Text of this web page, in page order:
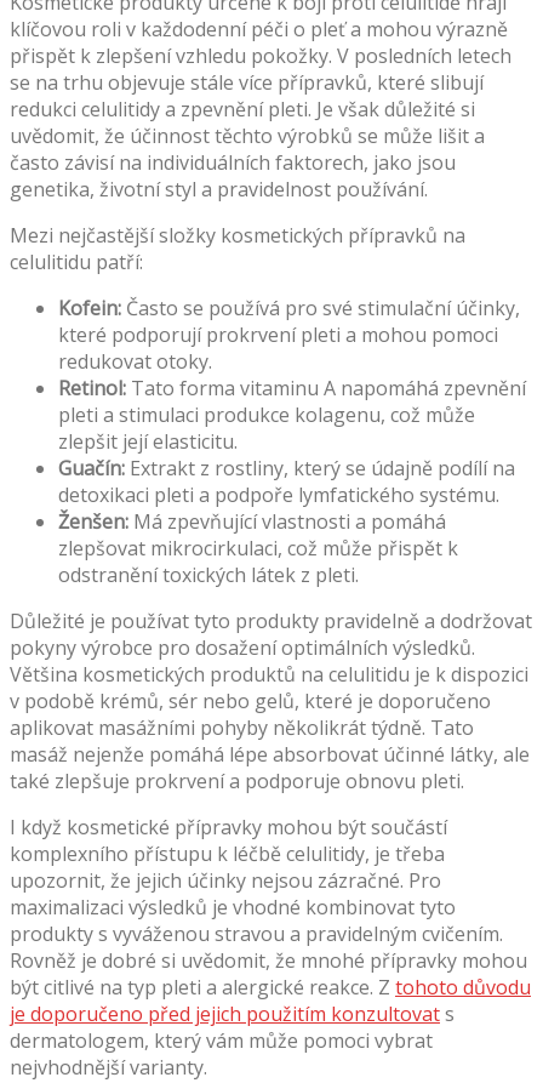
klíčovou roli v každodenní péči o pleť a mohou výrazně
přispět k zlepšení vzhledu pokožky. V posledních letech
se na trhu objevuje stále více přípravků, které slibují
redukci celulitidy a zpevnění pleti. Je však důležité si
uvědomit, že účinnost těchto výrobků se může lišit a
často závisí na individuálních faktorech, jako jsou
genetika, životní styl a pravidelnost používání.
Mezi nejčastější složky kosmetických přípravků na
celulitidu patří:
Kofein: Často se používá pro své stimulační účinky,
které podporují prokrvení pleti a mohou pomoci
redukovat otoky.
Retinol: Tato forma vitaminu A napomáhá zpevnění
pleti a stimulaci produkce kolagenu, což může
zlepšit její elasticitu.
Guačín: Extrakt z rostliny, který se údajně podílí na
detoxikaci pleti a podpoře lymfatického systému.
Ženšen: Má zpevňující vlastnosti a pomáhá
zlepšovat mikrocirkulaci, což může přispět k
odstranění toxických látek z pleti.
Důležité je používat tyto produkty pravidelně a dodržovat
pokyny výrobce pro dosažení optimálních výsledků.
Většina kosmetických produktů na celulitidu je k dispozici
v podobě krémů, sér nebo gelů, které je doporučeno
aplikovat masážními pohyby několikrát týdně. Tato
masáž nejenže pomáhá lépe absorbovat účinné látky, ale
také zlepšuje prokrvení a podporuje obnovu pleti.
I když kosmetické přípravky mohou být součástí
komplexního přístupu k léčbě celulitidy, je třeba
upozornit, že jejich účinky nejsou zázračné. Pro
maximalizaci výsledků je vhodné kombinovat tyto
produkty s vyváženou stravou a pravidelným cvičením.
Rovněž je dobré si uvědomit, že mnohé přípravky mohou
být citlivé na typ pleti a alergické reakce. Z tohoto důvodu
je doporučeno před jejich použitím konzultovats
dermatologem, který vám může pomoci vybrat
nejvhodnější varianty.